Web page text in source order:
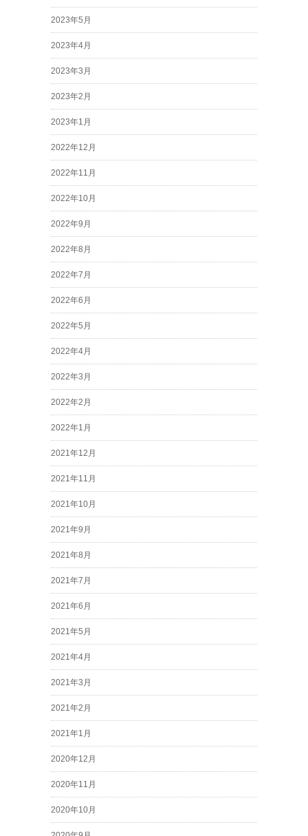
2023年5月
2023年4月
2023年3月
2023年2月
2023年1月
2022年12月
2022年11月
2022年10月
2022年9月
2022年8月
2022年7月
2022年6月
2022年5月
2022年4月
2022年3月
2022年2月
2022年1月
2021年12月
2021年11月
2021年10月
2021年9月
2021年8月
2021年7月
2021年6月
2021年5月
2021年4月
2021年3月
2021年2月
2021年1月
2020年12月
2020年11月
2020年10月